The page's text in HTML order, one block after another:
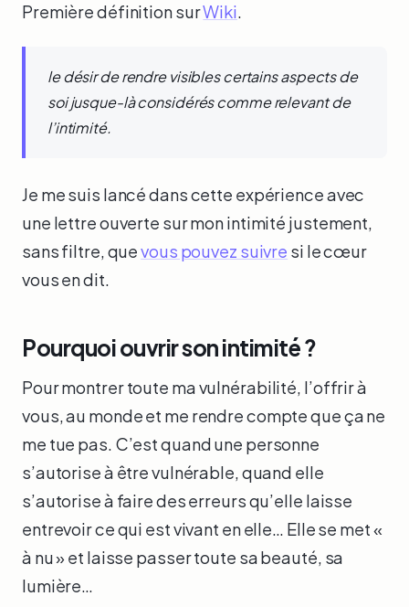
Première définition surWiki.
le désir de rendre visibles certains aspects de
soi jusque-là considérés comme relevant de
l’intimité.
Je me suis lancé dans cette expérience avec
une lettre ouverte sur mon intimité justement,
sans filtre, quevous pouvez suivre si le cœur
vous en dit.
Pourquoi ouvrir son intimité ?
Pour montrer toute ma vulnérabilité, l’offrir à
vous, au monde et me rendre compte que ça ne
me tue pas. C’est quand une personne
s’autorise à être vulnérable, quand elle
s’autorise à faire des erreurs qu’elle laisse
entrevoir ce qui est vivant en elle… Elle se met «
à nu » et laisse passer toute sa beauté, sa
lumière…